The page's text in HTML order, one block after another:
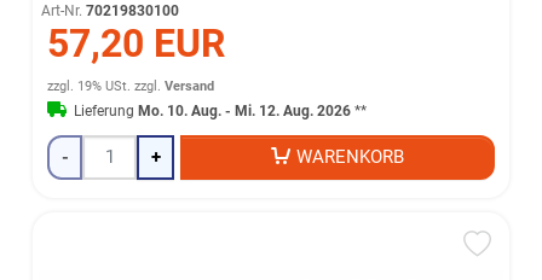
Art-Nr. 70219830100
57,20 EUR
zzgl. 19% USt. zzgl.Versand
Lieferung Mo. 10. Aug. - Mi. 12. Aug. 2026 **
- + WARENKORB